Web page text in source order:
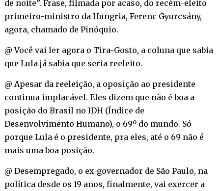
de noite”. Frase, filmada por acaso, do recém-eleito
primeiro-ministro da Hungria, Ferenc Gyurcsány,
agora, chamado de Pinóquio.
@ Você vai ler agora o Tira-Gosto, a coluna que sabia
que Lula já sabia que seria reeleito.
@ Apesar da reeleição, a oposição ao presidente
continua implacável. Eles dizem que não é boa a
posição do Brasil no IDH (Índice de
Desenvolvimento Humano), o 69º do mundo. Só
porque Lula é o presidente, pra eles, até o 69 não é
mais uma boa posição.
@ Desempregado, o ex-governador de São Paulo, na
política desde os 19 anos, finalmente, vai exercer a